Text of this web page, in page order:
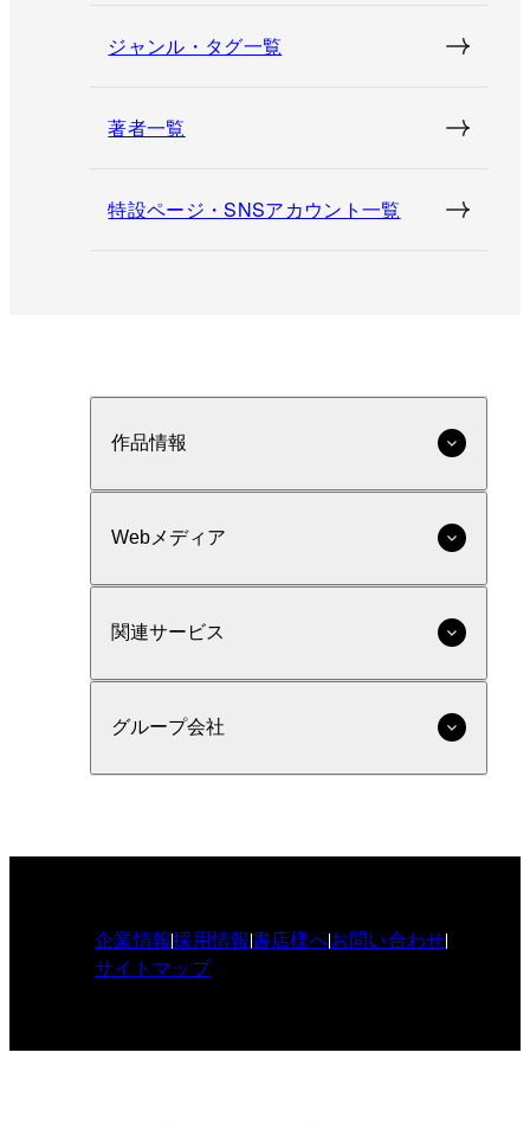
ジャンル・タグ一覧
著者一覧
特設ページ・SNSアカウント一覧
作品情報
Webメディア
関連サービス
グループ会社
企業情報採用情報書店様へお問い合わせ
サイトマップ